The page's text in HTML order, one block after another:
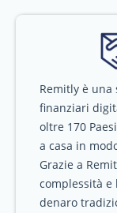
Remitly è una
finanziari
oltre 170
a casa in
Grazie a
complessità
denaro